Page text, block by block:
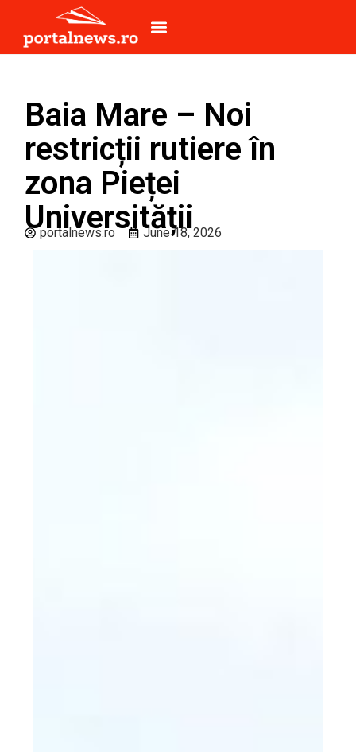
Baia Mare – Noi
restricții rutiere în
zona Pieței
Universității
portalnews.ro June 18, 2026